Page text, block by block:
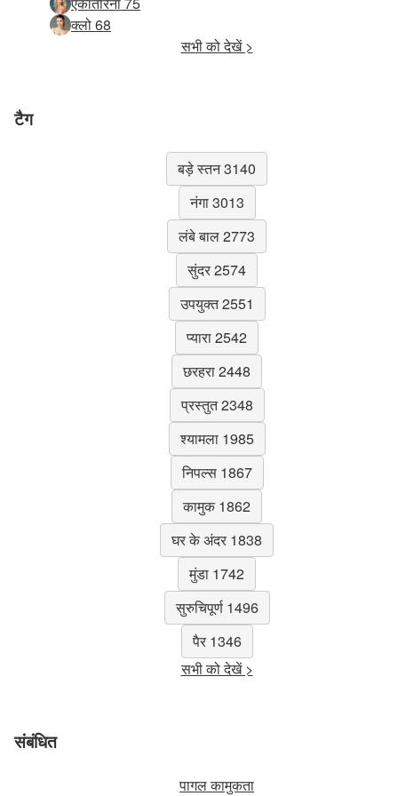
क्लो 68
सभी को देखें >
टैग
बड़े स्तन 3140
नंगा 3013
लंबे बाल 2773
सुंदर 2574
उपयुक्त 2551
प्यारा 2542
छरहरा 2448
प्रस्तुत 2348
श्यामला 1985
निपल्स 1867
कामुक 1862
घर के अंदर 1838
मुंडा 1742
सुरुचिपूर्ण 1496
पैर 1346
सभी को देखें >
संबंधित
पागल कामुकता